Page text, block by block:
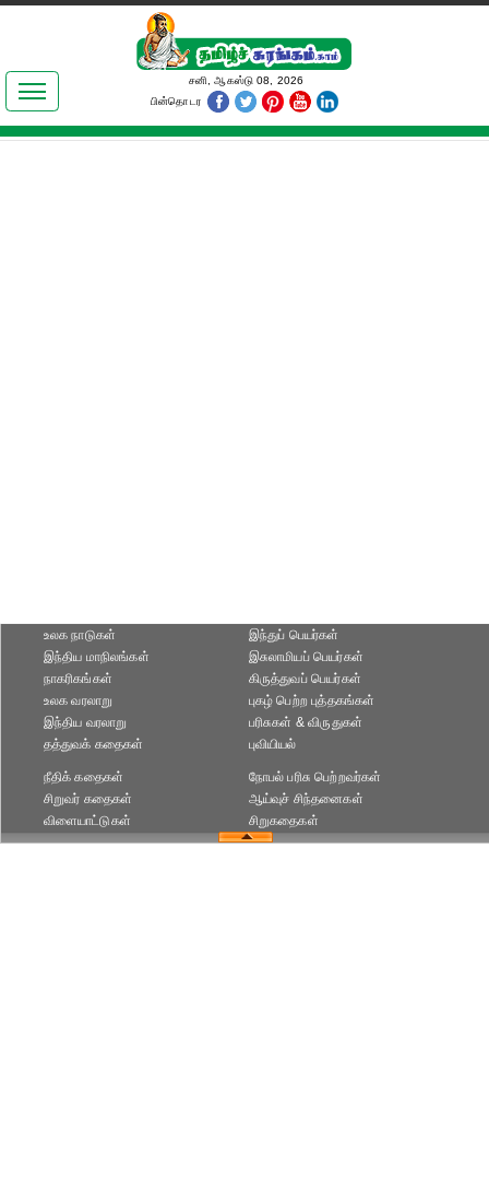
இலக்கியங்கள்
தமிழ் உலகம்
சனி, ஆகஸ்டு 08, 2026
பின்தொடர
உலக நாடுகள்
இந்திய மாநிலங்கள்
நாகரிகங்கள்
இந்துப் பெயர்கள்
இசுலாமியப் பெயர்கள்
கிருத்துவப் பெயர்கள்
உலக வரலாறு
இந்திய வரலாறு
தத்துவக் கதைகள்
புகழ் பெற்ற புத்தகங்கள்
பரிசுகள் & விருதுகள்
புவியியல்
நீதிக் கதைகள்
சிறுவர் கதைகள்
விளையாட்டுகள்
நோபல் பரிசு‎ பெற்றவர்‎கள்
ஆய்வுச் சிந்தனைகள்
சிறுகதைகள்